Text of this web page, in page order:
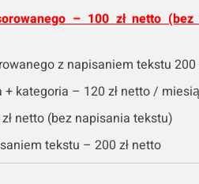
– 100 zł netto (bez
z napisaniem tekstu 200
+ kategoria – 120 zł netto /
netto (bez napisania tekstu)
tekstu – 200 zł netto